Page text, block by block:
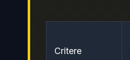
Critere